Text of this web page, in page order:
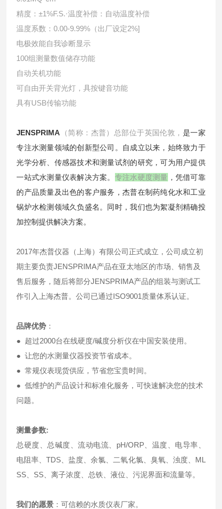
精度：±1%F.S.·温度补偿：自动温度补偿
温度系数：0.00-9.99%（出厂设定2%]
电极效能自我诊断显示
100组测量数值储存功能
自动关机功能
可自由开关背光灯，具按键音功能
具有USB传输功能
JENSPRIMA （简称：杰普）总部位于英国伦敦， 是一家
专注水测量领域的创新型公司。自成立以来，始终致力于
光学分析、传感器技术和测量试剂的研究，可为用户提供
一站式水测量仪表解决方案。 专注水硬度测量 ，凭借可靠
的产品质量及出色的客户服务，杰普在制药纯化水和工业
锅炉水检测领域久负盛名。同时，我们也为絮凝剂精确投
加控制提供解决方案。
2017年杰普仪器（上海）有限公司正式成立，公司成立初
期主要负责JENSPRIMA产品在亚太地区的市场、销售及
售后服务，随后将部分JENSPRIMA产品的组装与测试工
作引入上海杰普。公司已通过ISO9001质量体系认证。
品牌优势 ：
● 超过2000台在线硬度/碱度分析仪在中国安装使用。
● 让您的水测量仪器投资节省成本。
● 常规仪表现货供应，节省您宝贵时间。
● 低维护的产品设计和标准化服务，可快速解决您的技术
问题。
测量参数:
总硬度、总碱度、流动电流、pH/ORP、温度、电导率、
电阻率、TDS、盐度、余氯、二氧化氯、臭氧、浊度、ML
SS、SS、离子浓度、总铁、液位、污泥界面和流量等。
我们的愿景 ：可信赖的水质仪表厂家。